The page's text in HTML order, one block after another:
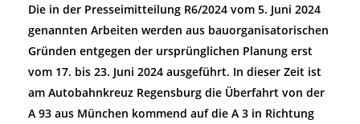
Die in der Presseimitteilung R6/2024 vom 5. Juni 2024
genannten Arbeiten werden aus bauorganisatorischen
Gründen entgegen der ursprünglichen Planung erst
vom 17. bis 23. Juni 2024 ausgeführt. In dieser Zeit ist
am Autobahnkreuz Regensburg die Überfahrt von der
A 93 aus München kommend auf die A 3 in Richtung